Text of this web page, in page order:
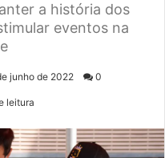
a história dos
eventos na
junho de 2022 0
leitura